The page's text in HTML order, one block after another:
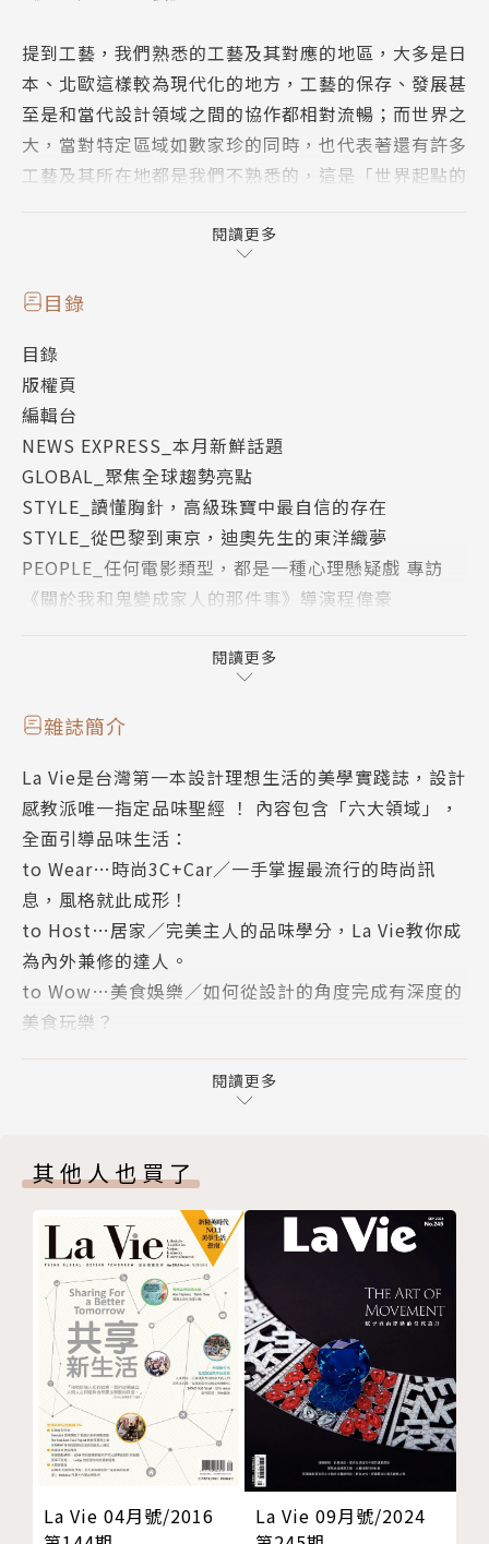
提到工藝，我們熟悉的工藝及其對應的地區，大多是日
本、北歐這樣較為現代化的地方，工藝的保存、發展甚
至是和當代設計領域之間的協作都相對流暢；而世界之
大，當對特定區域如數家珍的同時，也代表著還有許多
工藝及其所在地都是我們不熟悉的，這是「世界起點的
的是「空間、地理位置」，那些不熟悉、甚至完全陌生
的世界一隅。當不以自身為中心點時，陌生與遙遠不代
表邊陲，遠方也可以是起點。
而世界起點的另一層意義則是，「相對古老傳統的工
藝」，此處的起點是「時間」。在時間軸上距離較遠，
且存有初始樣貌的原始工藝，在當代具有哪些意義？此
外，我們也試圖開展另一種世界起點的想像，如果所謂
的起點不是物質那端而是人，孩童就是大人們的起點，
當孩童純粹地與環境裡的物質相遇，或也可以視為一種
人與物的原初起點。
在這次封面專題中，藉由這個大方向，初步提出了幾個
藏、文化認同、當代設計導入。世界之大，難以涵括所
專訪哥倫比亞、墨西哥工坊
066 流傳600年的織品，寮國部落染織
專訪洋嘎創辦人梁又平
072促成當代設計師與哥倫比亞 職人的對話
專訪ames創辦人Ana MarÍa Calderón Kayser
078以世界傳統工藝，造Dior時裝之美
專訪阿魯提克博物館策展人Amanda Lancaster
090在世界始動不歇的兒童工藝
專訪藝術家Francis Alÿs
目錄
008 FROM THE EDITOR換上世界彼端的視角
010 NEWS EXPRESS本月新鮮話題
016 GLOBAL聚焦全球趨勢亮點
閱讀更多
目錄
目錄
版權頁
編輯台
NEWS EXPRESS_本月新鮮話題
GLOBAL_聚焦全球趨勢亮點
STYLE_讀懂胸針，高級珠寶中最自信的存在
STYLE_從巴黎到東京，迪奧先生的東洋織夢
PEOPLE_任何電影類型，都是一種心理懸疑戲 專訪
《關於我和鬼變成家人的那件事》導演程偉豪
COVER STORY_古老工藝的守護者 專訪哥倫比亞、墨
COVER STORY_墨西哥守護神獸木雕 專訪Casa Don J
uan工坊
COVER STORY_流傳600年的織品 寮國部落染織
COVER STORY_促成當代設計師與哥倫比亞職人的對
話
COVER STORY_以世界傳統工藝，造Dior時裝之美
COVER STORY_失落與返回，阿拉斯加 原民面具的奇
幻之旅
COVER STORY_在世界始動不歇的兒童工藝
CULTURE_追劇新解，高人氣的影集式音樂劇是什
酒精搭餐
VIVA GOURMET_尋味之旅 珍藏大自然的餽贈
閱讀更多
雜誌簡介
La Vie是台灣第一本設計理想生活的美學實踐誌，設計
感教派唯一指定品味聖經 ！ 內容包含「六大領域」，
全面引導品味生活：
to Wear…時尚3C+Car∕一手掌握最流行的時尚訊
息，風格就此成形！
to Host…居家∕完美主人的品味學分，La Vie教你成
為內外兼修的達人。
to Wow…美食娛樂∕如何從設計的角度完成有深度的
美食玩樂？
to Glow…健康美容∕La Vie崇尚自然、崇尚健康。
閱讀更多
其他人也買了
La Vie 04月號/2016
La Vie 09月號/2024